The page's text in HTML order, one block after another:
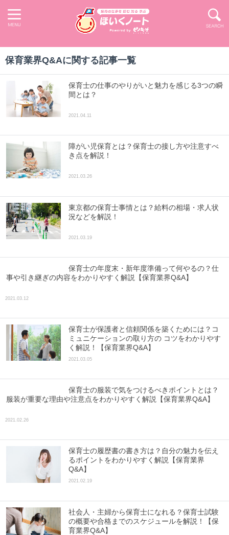
保育業界Q&Aに関する記事一覧
保育士の仕事のやりがいと魅力を感じる3つの瞬
間とは？
2021.04.11
障がい児保育とは？保育士の接し方や注意すべ
き点を解説！
2021.03.26
東京都の保育士事情とは？給料の相場・求人状
況などを解説！
2021.03.19
保育士の年度末・新年度準備って何やるの？仕
事や引き継ぎの内容をわかりやすく解説【保育業界Q&A】
2021.03.12
保育士が保護者と信頼関係を築くためには？コ
ミュニケーションの取り方の コツをわかりやす
く解説！【保育業界Q&A】
2021.03.05
保育士の服装で気をつけるべきポイントとは？
服装が重要な理由や注意点をわかりやすく解説【保育業界Q&A】
2021.02.26
保育士の履歴書の書き方は？自分の魅力を伝え
るポイントをわかりやすく解説【保育業界
Q&A】
2021.02.19
社会人・主婦から保育士になれる？保育士試験
の概要や合格までのスケジュールを解説！【保
育業界Q&A】